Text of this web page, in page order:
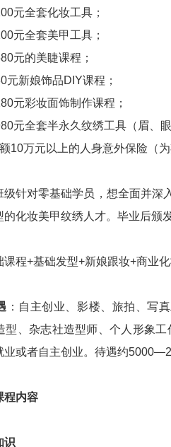
元全套化妆工具；
元全套美甲工具；
元的美睫课程；
元新娘饰品DIY课程；
元彩妆面饰制作课程；
元全套半永久纹绣工具（眉、
10万元以上的人身意外保险（为
级针对零基础学员，想全面并深
化妆美甲纹绣人才。毕业后颁
课程+基础发型+新娘跟妆+商业
：自主创业、影楼、旅拍、写
型、杂志社造型师、个人形象
业或者自主创业。待遇约
程内容
识